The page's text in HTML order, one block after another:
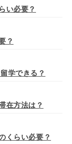
い必要？
？
学できる？
在方法は？
くらい必要？